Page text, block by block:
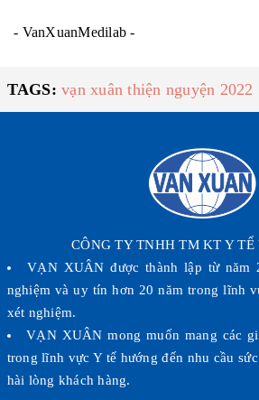
- VanXuanMedilab -
TAGS: vạn xuân thiện nguyện 2022
CÔNG TY TNHH TM KT Y
VẠN XUÂN được thành lập từ năm
nghiệm và uy tín hơn 20 năm trong lĩnh
xét nghiệm.
VẠN XUÂN mong muốn mang các
trong lĩnh vực Y tế hướng đến nhu cầu
hài lòng khách hàng.